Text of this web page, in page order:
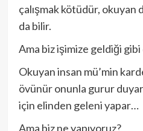
çalışmak kötüdür, okuyan
da bilir.
Ama biz işimize geldiği gibi
Okuyan insan mü’min
övünür onunla gurur duyar,
için elinden geleni yapar…
Ama biz ne yapıyoruz?